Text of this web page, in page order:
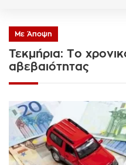
Με Άποψη
Τεκμήρια: Το
αβεβαιότητας